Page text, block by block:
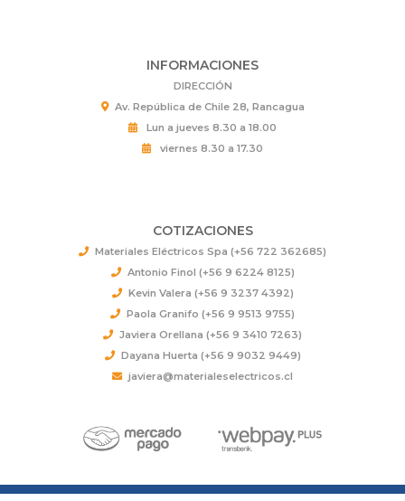
INFORMACIONES
DIRECCIÓN
Av. República de Chile 28, Rancagua
Lun a jueves 8.30 a 18.00
viernes 8.30 a 17.30
COTIZACIONES
Materiales Eléctricos Spa (+56 722 362685)
Antonio Finol (+56 9 6224 8125)
Kevin Valera (+56 9 3237 4392)
Paola Granifo (+56 9 9513 9755)
Javiera Orellana (+56 9 3410 7263)
Dayana Huerta (+56 9 9032 9449)
javiera@materialeselectricos.cl